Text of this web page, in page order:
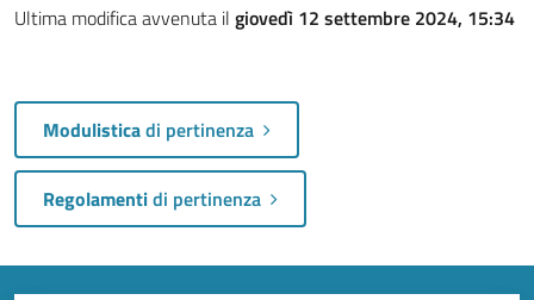
Ultima modifica avvenuta il giovedì 12 settembre 2024, 15:34
Modulisticadi pertinenza
Regolamentidi pertinenza